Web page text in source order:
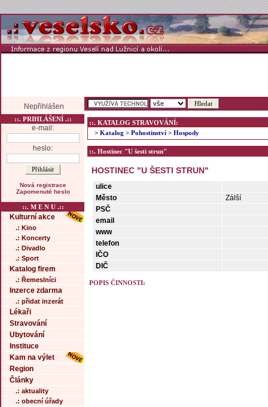
Nepřihlášen
::. PRIHLÁŠENÍ .::
e-mail:
heslo:
Nová registrace
Zapomenuté heslo
::. M E N U .::
Kulturní akce
.: Kino
.: Koncerty
.: Divadlo
.: Sport
Katalog firem
.: Řemeslníci
Inzerce zdarma
.: přidat inzerát
Lékaři
Stravování
Ubytování
Instituce
Kam na výlet
Region
Články
.: aktuality
.: obecní úřady
::. KATALOG STRAVOVÁNÍ:
> Katalog > Pohostinství > Hospody
::. Hostinec "U šesti strun"
HOSTINEC "U ŠESTI STRUN"
ulice
Město
Zálší
PSČ
email
www
telefon
IČO
DIČ
POPIS ČINNOSTI: